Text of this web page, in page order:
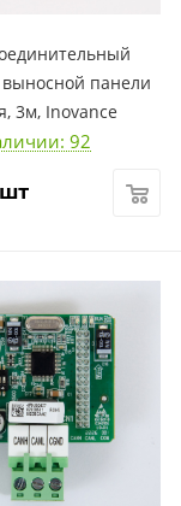
выносной панели
3м, Inovance
92